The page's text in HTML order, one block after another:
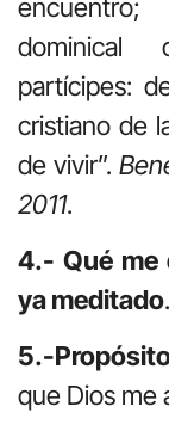
dominical
partícipes:
cristiano de
de vivir”.
2011.
4.- Qué me
ya meditado
5.-
que Dios me